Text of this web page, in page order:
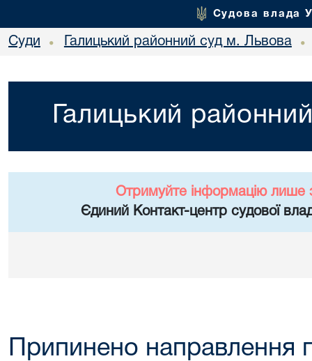
Судова влада
Суди • Галицький районний суд м. Львова •
Галицький
Отримуйте інформацію лише
Єдиний Контакт-центр судової
Припинено направлення